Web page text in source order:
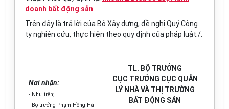
doanh bất động sản
Trên đây là trả lời của Bộ Xây dựng, đề nghị Quý Công
ty nghiên cứu, thực hiện theo quy định của pháp luật./
Nơi nhận:
- Như trên;
- Bộ trưởng Phạm Hồng Hà
TL. BỘ TRƯỞNG
CỤC TRƯỞNG CỤC QUẢN
LÝ NHÀ VÀ THỊ TRƯỜNG
BẤT ĐỘNG SẢN